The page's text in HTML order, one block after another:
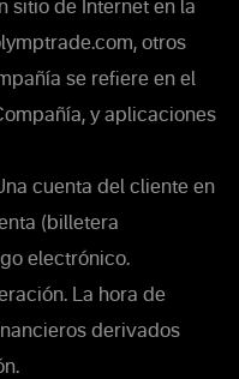
sitio de Internet en la
otros
se refiere en el
y aplicaciones
cuenta del cliente en
(billetera
electrónico.
La hora de
derivados